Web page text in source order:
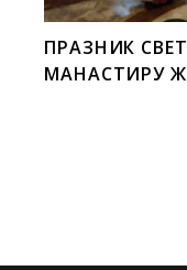
ПРАЗНИК
МАНАСТИРУ